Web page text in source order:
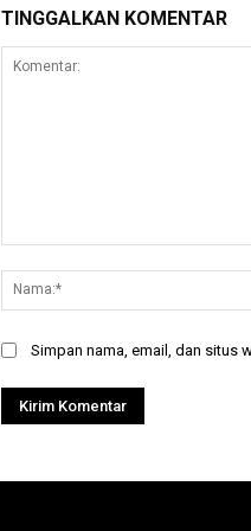
TINGGALKAN KOMENTAR
Simpan nama, email, dan situs